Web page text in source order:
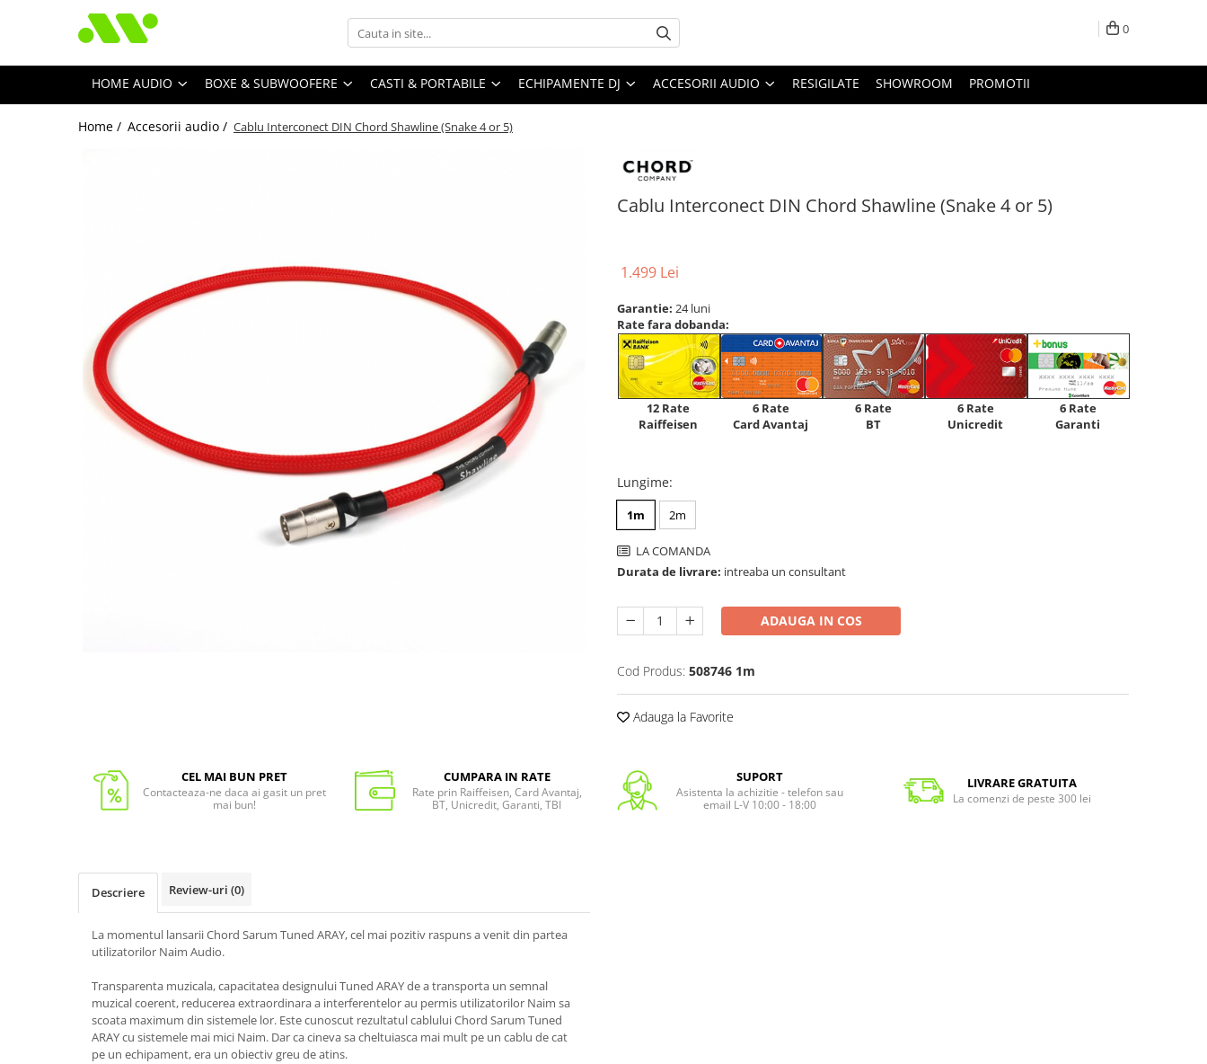
0
HOME AUDIO BOXE & SUBWOOFERE CASTI & PORTABILE ECHIPAMENTE DJ ACCESORII AUDIO RESIGILATE SHOWROOM PROMOTII
Home / Accesorii audio / Cablu Interconect DIN Chord Shawline (Snake 4 or 5)
Cablu Interconect DIN Chord Shawline (Snake 4 or 5)
1.499 Lei
Garantie: 24 luni
Rate fara dobanda:
12 Rate
Raiffeisen
6 Rate
Card Avantaj
6 Rate
BT
6 Rate
Unicredit
6 Rate
Garanti
Lungime:
1m 2m
LA COMANDA
Durata de livrare: intreaba un consultant
ADAUGA IN COS
Cod Produs: 508746 1m
Adauga la Favorite
CEL MAI BUN PRET
Contacteaza-ne daca ai gasit un pret
mai bun!
CUMPARA IN RATE
Rate prin Raiffeisen, Card Avantaj,
BT, Unicredit, Garanti, TBI
SUPORT
Asistenta la achizitie - telefon sau
email L-V 10:00 - 18:00
LIVRARE GRATUITA
La comenzi de peste 300 lei
Descriere Review-uri (0)
La momentul lansarii Chord Sarum Tuned ARAY, cel mai pozitiv raspuns a venit din partea
utilizatorilor Naim Audio.
Transparenta muzicala, capacitatea designului Tuned ARAY de a transporta un semnal
muzical coerent, reducerea extraordinara a interferentelor au permis utilizatorilor Naim sa
scoata maximum din sistemele lor. Este cunoscut rezultatul cablului Chord Sarum Tuned
ARAY cu sistemele mai mici Naim. Dar ca cineva sa cheltuiasca mai mult pe un cablu de cat
pe un echipament, era un obiectiv greu de atins.